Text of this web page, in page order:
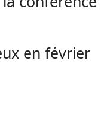
en février